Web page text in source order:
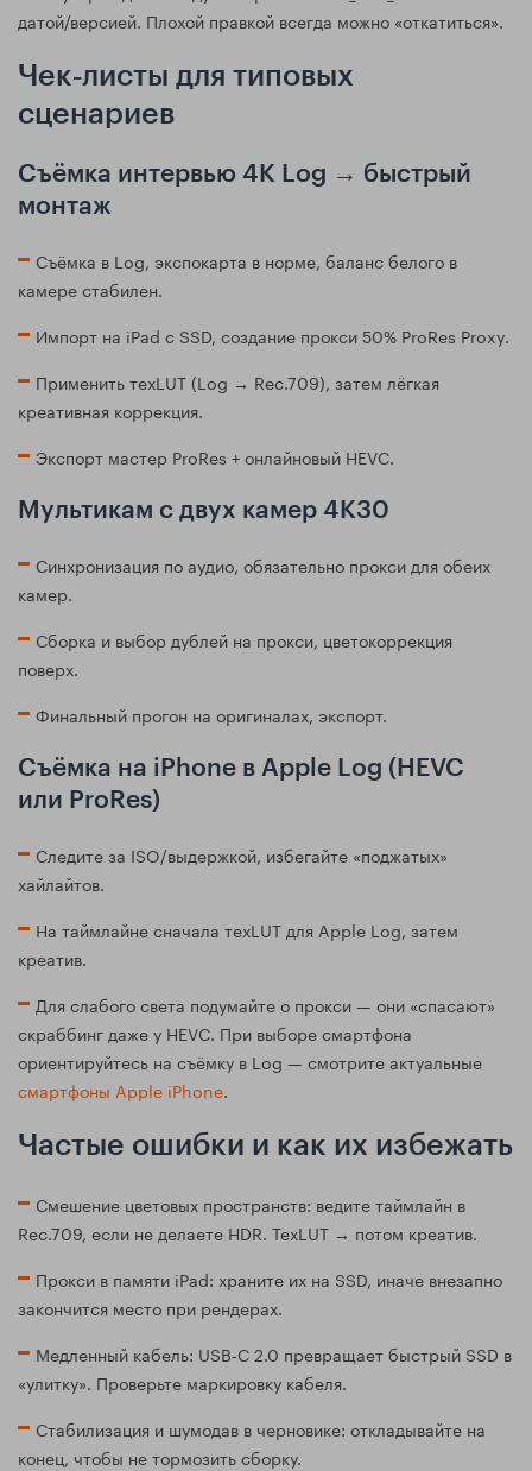
датой/версией. Плохой правкой всегда можно «откатиться».
Чек‑листы для типовых
сценариев
Съёмка интервью 4K Log → быстрый
монтаж
Съёмка в Log, экспокарта в норме, баланс белого в
камере стабилен.
Импорт на iPad с SSD, создание прокси 50% ProRes Proxy.
Применить техLUT (Log → Rec.709), затем лёгкая
креативная коррекция.
Экспорт мастер ProRes + онлайновый HEVC.
Мультикам с двух камер 4K30
Синхронизация по аудио, обязательно прокси для обеих
камер.
Сборка и выбор дублей на прокси, цветокоррекция
поверх.
Финальный прогон на оригиналах, экспорт.
Съёмка на iPhone в Apple Log (HEVC
или ProRes)
Следите за ISO/выдержкой, избегайте «поджатых»
хайлайтов.
На таймлайне сначала техLUT для Apple Log, затем
креатив.
Для слабого света подумайте о прокси — они «спасают»
скраббинг даже у HEVC. При выборе смартфона
ориентируйтесь на съёмку в Log — смотрите актуальные
смартфоны Apple iPhone.
Частые ошибки и как их избежать
Смешение цветовых пространств: ведите таймлайн в
Rec.709, если не делаете HDR. ТехLUT → потом креатив.
Прокси в памяти iPad: храните их на SSD, иначе внезапно
закончится место при рендерах.
Медленный кабель: USB‑C 2.0 превращает быстрый SSD в
«улитку». Проверьте маркировку кабеля.
Стабилизация и шумодав в черновике: откладывайте на
конец, чтобы не тормозить сборку.